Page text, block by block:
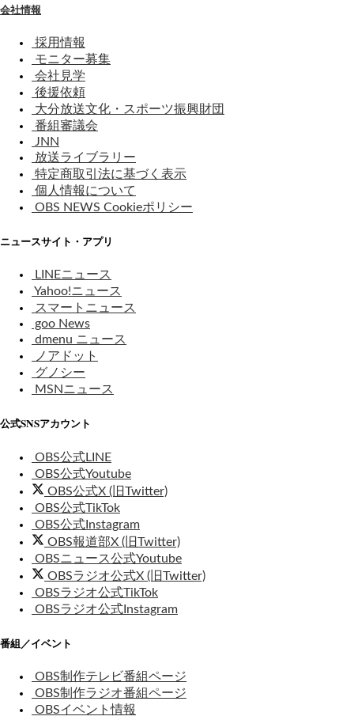
会社情報
採用情報
モニター募集
会社見学
後援依頼
大分放送文化・スポーツ振興財団
番組審議会
JNN
放送ライブラリー
特定商取引法に基づく表示
個人情報について
OBS NEWS Cookieポリシー
ニュースサイト・アプリ
LINEニュース
Yahoo!ニュース
スマートニュース
goo News
dmenu ニュース
ノアドット
グノシー
MSNニュース
公式SNSアカウント
OBS公式LINE
OBS公式Youtube
OBS公式X (旧Twitter)
OBS公式TikTok
OBS公式Instagram
OBS報道部X (旧Twitter)
OBSニュース公式Youtube
OBSラジオ公式X (旧Twitter)
OBSラジオ公式TikTok
OBSラジオ公式Instagram
番組／イベント
OBS制作テレビ番組ページ
OBS制作ラジオ番組ページ
OBSイベント情報